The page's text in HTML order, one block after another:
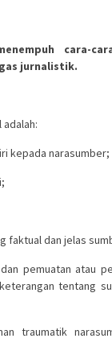
cara-
jurnalistik.
kepada narasumber;
faktual dan jelas
pemuatan atau
tentang
traumatik